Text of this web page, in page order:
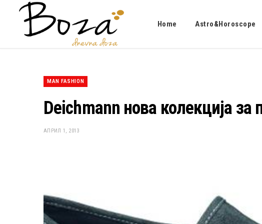
Home Astro&Horoscope
MAN FASHION
Deichmann нова колекција
АПРИЛ 1, 2013